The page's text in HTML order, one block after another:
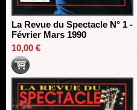
La Revue du Spectacle N° 1 -
Février Mars 1990
10,00 €